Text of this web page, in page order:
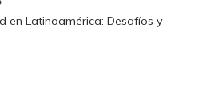
en Latinoamérica: Desafíos y